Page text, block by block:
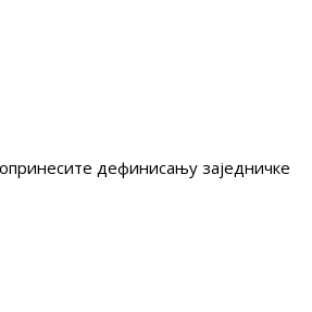
дефинисању заједничке